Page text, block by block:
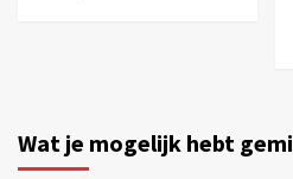
Wat je mogelijk hebt